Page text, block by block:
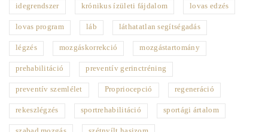
idegrendszer krónikus ízületi fájdalom lovas edzés
lovas program láb láthatatlan segítségadás
légzés mozgáskorrekció mozgástartomány
prehabilitáció preventív gerinctréning
preventív szemlélet Propriocepció regeneráció
rekeszlégzés sportrehabilitáció sportági ártalom